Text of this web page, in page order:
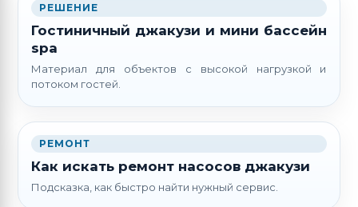
РЕШЕНИЕ
Гостиничный джакузи и мини бассейн
spa
Материал для объектов с высокой нагрузкой и
потоком гостей.
РЕМОНТ
Как искать ремонт насосов джакузи
Подсказка, как быстро найти нужный сервис.